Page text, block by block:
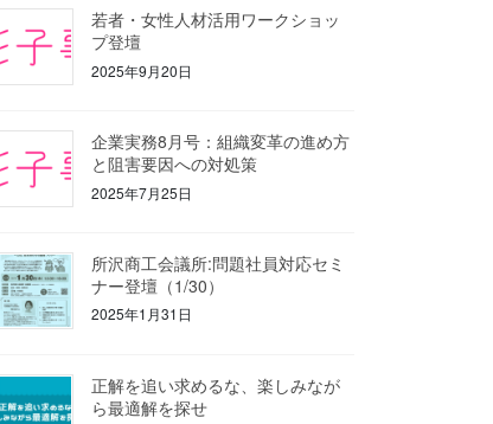
若者・女性人材活用ワークショッ
プ登壇
2025年9月20日
企業実務8月号：組織変革の進め方
と阻害要因への対処策
2025年7月25日
所沢商工会議所:問題社員対応セミ
ナー登壇（1/30）
2025年1月31日
正解を追い求めるな、楽しみなが
ら最適解を探せ